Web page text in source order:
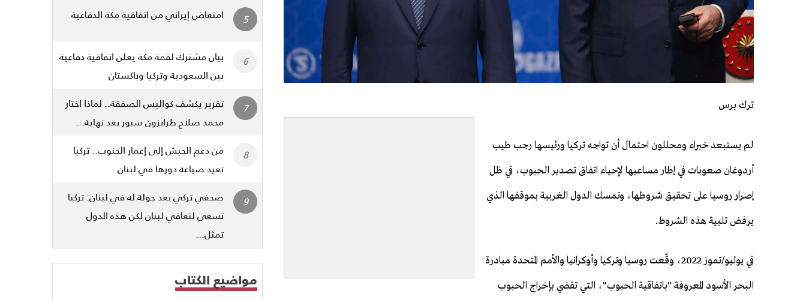
ترك برس
لم يستبعد خبراء ومحللون احتمال أن تواجه تركيا ورئيسها رجب طيب
أردوغان صعوبات في إطار مساعيها لإحياء اتفاق تصدير الحبوب، في ظل
إصرار روسيا على تحقيق شروطها، وتمسك الدول الغربية بموقفها الذي
يرفض تلبية هذه الشروط.
في يوليو/تموز 2022، وقّعت روسيا وتركيا وأوكرانيا والأمم المتحدة مبادرة
البحر الأسود المعروفة "باتفاقية الحبوب"، التي تقضي بإخراج الحبوب
امتعاض إيراني من اتفاقية مكة الدفاعية
بيان مشترك لقمة مكة يعلن اتفاقية دفاعية
بين السعودية وتركيا وباكستان
تقرير يكشف كواليس الصفقة.. لماذا اختار
محمد صلاح طرابزون سبور بعد نهاية...
من دعم الجيش إلى إعمار الجنوب.. تركيا
تعيد صياغة دورها في لبنان
صحفي تركي بعد جولة له في لبنان: تركيا
تسعى لتعافي لبنان لكن هذه الدول
تمثل...
مواضيع الكتاب